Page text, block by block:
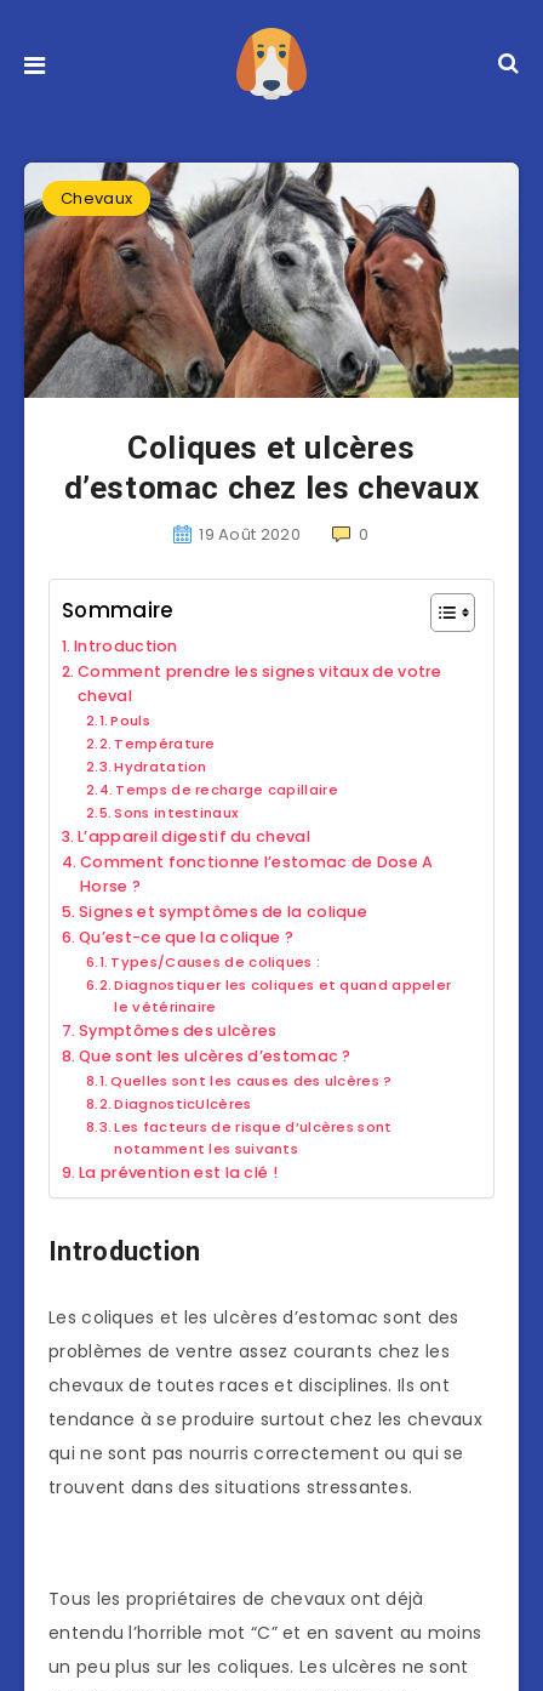
Chevaux
Coliques et ulcères
d’estomac chez les chevaux
19 Août 2020 0
Sommaire
Introduction
Comment prendre les signes vitaux de votre
cheval
Pouls
Température
Hydratation
Temps de recharge capillaire
Sons intestinaux
L’appareil digestif du cheval
Comment fonctionne l’estomac de Dose A
Horse ?
Signes et symptômes de la colique
Qu’est-ce que la colique ?
Types/Causes de coliques :
Diagnostiquer les coliques et quand appeler
le vétérinaire
Symptômes des ulcères
Que sont les ulcères d’estomac ?
Quelles sont les causes des ulcères ?
DiagnosticUlcères
Les facteurs de risque d’ulcères sont
notamment les suivants
La prévention est la clé !
Introduction
Les coliques et les ulcères d’estomac sont des
problèmes de ventre assez courants chez les
chevaux de toutes races et disciplines. Ils ont
tendance à se produire surtout chez les chevaux
qui ne sont pas nourris correctement ou qui se
trouvent dans des situations stressantes.
Tous les propriétaires de chevaux ont déjà
entendu l’horrible mot “C” et en savent au moins
un peu plus sur les coliques. Les ulcères ne sont